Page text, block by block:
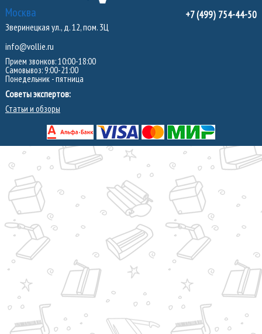
Москва
Зверинецкая ул., д. 12, пом. 3Ц
info@vollie.ru
Прием звонков: 10:00-18:00
Самовывоз: 9:00-21:00
Понедельник - пятница
Советы экспертов:
Статьи и обзоры
+7 (499) 754-44-50